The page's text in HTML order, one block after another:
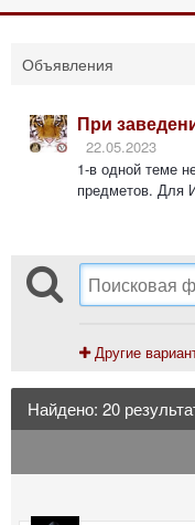
Объявления
При
22.05.2023
1-в одной теме
предметов. Для
Другие
Найдено: 20